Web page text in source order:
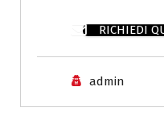
RICHIEDI
admin